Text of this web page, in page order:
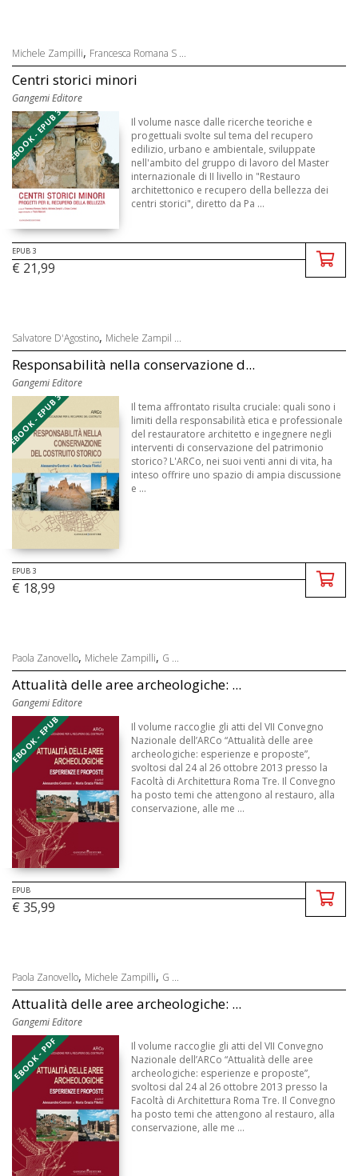
Michele Zampilli, Francesca Romana S ...
Centri storici minori
Gangemi Editore
EBOOK - EPUB 3
Il volume nasce dalle ricerche teoriche e
progettuali svolte sul tema del recupero
edilizio, urbano e ambientale, sviluppate
nell'ambito del gruppo di lavoro del Master
internazionale di II livello in "Restauro
architettonico e recupero della bellezza dei
centri storici", diretto da Pa ...
EPUB 3
€ 21,99
Salvatore D'Agostino, Michele Zampil ...
Responsabilità nella conservazione d...
Gangemi Editore
EBOOK - EPUB 3
Il tema affrontato risulta cruciale: quali sono i
limiti della responsabilità etica e professionale
del restauratore architetto e ingegnere negli
interventi di conservazione del patrimonio
storico? L'ARCo, nei suoi venti anni di vita, ha
inteso offrire uno spazio di ampia discussione
e ...
EPUB 3
€ 18,99
Paola Zanovello, Michele Zampilli, G ...
Attualità delle aree archeologiche: ...
Gangemi Editore
EBOOK - EPUB
Il volume raccoglie gli atti del VII Convegno
Nazionale dell’ARCo “Attualità delle aree
archeologiche: esperienze e proposte”,
svoltosi dal 24 al 26 ottobre 2013 presso la
Facoltà di Architettura Roma Tre. Il Convegno
ha posto temi che attengono al restauro, alla
conservazione, alle me ...
EPUB
€ 35,99
Paola Zanovello, Michele Zampilli, G ...
Attualità delle aree archeologiche: ...
Gangemi Editore
EBOOK - PDF
Il volume raccoglie gli atti del VII Convegno
Nazionale dell’ARCo “Attualità delle aree
archeologiche: esperienze e proposte”,
svoltosi dal 24 al 26 ottobre 2013 presso la
Facoltà di Architettura Roma Tre. Il Convegno
ha posto temi che attengono al restauro, alla
conservazione, alle me ...